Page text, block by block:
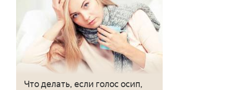
Что делать, если голос осип,